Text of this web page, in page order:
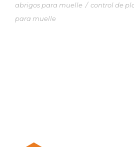
abrigos para muelle / control de
para muelle